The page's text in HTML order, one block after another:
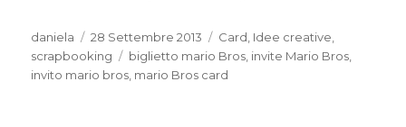
Autore
daniela
Pubblicato
il
28 Settembre 2013 Categorie
Card Idee creative
scrapbooking
Tag
biglietto mario Bros invite Mario Bros
invito mario bros mario Bros card